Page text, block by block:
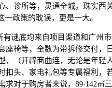
、诊所等，灵通全城。珠实西
政策的耽误，更是一大。
底均来自项目渠道和广州市
座椅等，全数为带拆修交付，
，（开辟商曲连，无论是年轻
扣头、家电礼包等专属福利，
对于购房者来说，89-142㎡